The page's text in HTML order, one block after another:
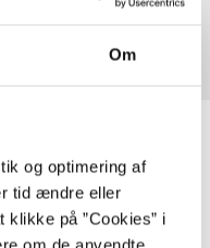
Om
og optimering af
tid ændre eller
på ”Cookies” i
om de anvendte
udgivelser